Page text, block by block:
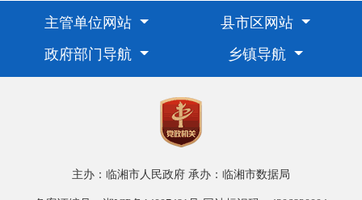
主管单位网站
县市区网站
政府部门导航
乡镇导航
主办：临湘市人民政府 承办：临湘市数据局